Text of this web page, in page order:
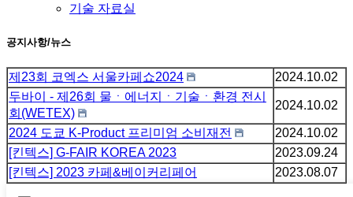
기술 자료실
공지사항/뉴스
제23회 코엑스 서울카페쇼2024
2024.10.02
두바이 - 제26회 물ㆍ에너지ㆍ기술ㆍ환경 전시
회(WETEX)
2024.10.02
2024 도쿄 K-Product 프리미엄 소비재전
2024.10.02
[킨텍스] G-FAIR KOREA 2023
2023.09.24
[킨텍스] 2023 카페&베이커리페어
2023.08.07